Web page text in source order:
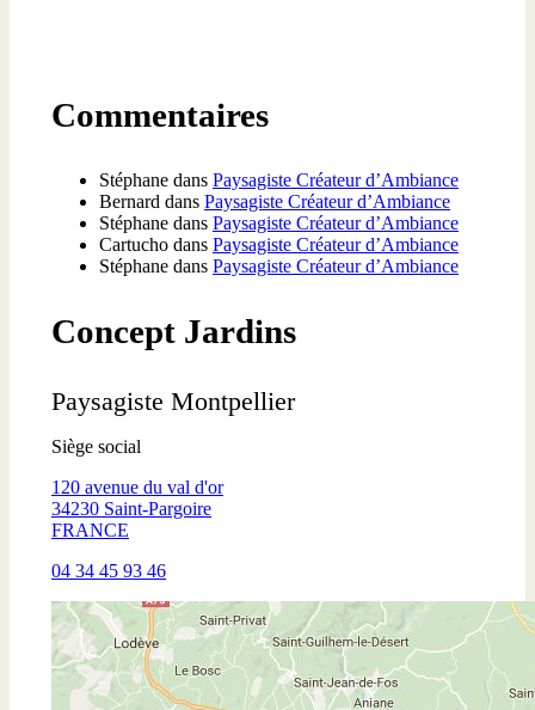
Commentaires
Stéphane dans Paysagiste Créateur d’Ambiance
Bernard dans Paysagiste Créateur d’Ambiance
Stéphane dans Paysagiste Créateur d’Ambiance
Cartucho dans Paysagiste Créateur d’Ambiance
Stéphane dans Paysagiste Créateur d’Ambiance
Concept Jardins
Paysagiste Montpellier
Siège social
120 avenue du val d'or
34230 Saint-Pargoire
FRANCE
04 34 45 93 46